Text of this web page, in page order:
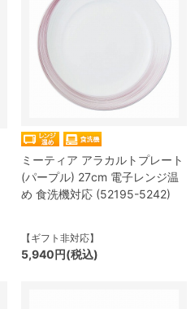
ミーティア アラカルトプレート
(パープル) 27cm 電子レンジ温
め 食洗機対応 (52195-5242)
【ギフト非対応】
5,940円(税込)